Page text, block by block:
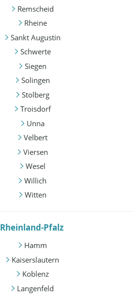
Remscheid
Rheine
Sankt Augustin
Schwerte
Siegen
Solingen
Stolberg
Troisdorf
Unna
Velbert
Viersen
Wesel
Willich
Witten
Rheinland-Pfalz
Hamm
Kaiserslautern
Koblenz
Langenfeld